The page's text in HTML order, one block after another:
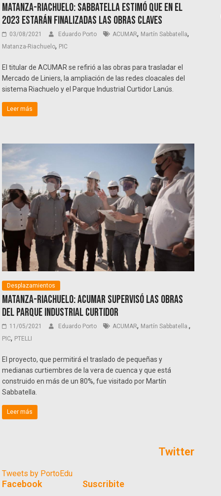
Matanza-Riachuelo: Sabbatella estimó que en el
2023 estarán finalizadas las obras claves
03/08/2021 Eduardo Porto ACUMAR, Martín Sabbatella,
Matanza-Riachuelo, PIC
El titular de ACUMAR se refirió a las obras para trasladar el
Mercado de Liniers, la ampliación de las redes cloacales del
sistema Riachuelo y el Parque Industrial Curtidor Lanús.
Leer más
Desplazamientos
Matanza-Riachuelo: ACUMAR supervisó las obras
del Parque Industrial Curtidor
11/05/2021 Eduardo Porto ACUMAR, Martín Sabbatella.,
PIC, PTELLI
El proyecto, que permitirá el traslado de pequeñas y
medianas curtiembres de la vera de cuenca y que está
construido en más de un 80%, fue visitado por Martín
Sabbatella.
Leer más
Twitter
Tweets by PortoEdu
Facebook Suscribite